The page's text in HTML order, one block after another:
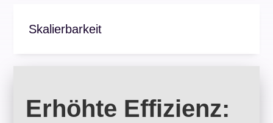
Skalierbarkeit
Erhöhte Effizienz: